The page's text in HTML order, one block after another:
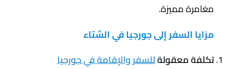
مغامرة مميزة.
مزايا السفر إلى جورجيا في الشتاء
تكلفة معقولةللسفر والإقامة في جورجيا